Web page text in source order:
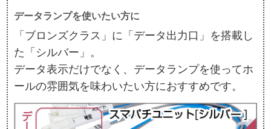
データランプを使いたい方に
「ブロンズクラス」に「データ出力口」を搭載し
た「シルバー」。
データ表示だけでなく、データランプを使ってホ
ールの雰囲気を味わいたい方におすすめです。